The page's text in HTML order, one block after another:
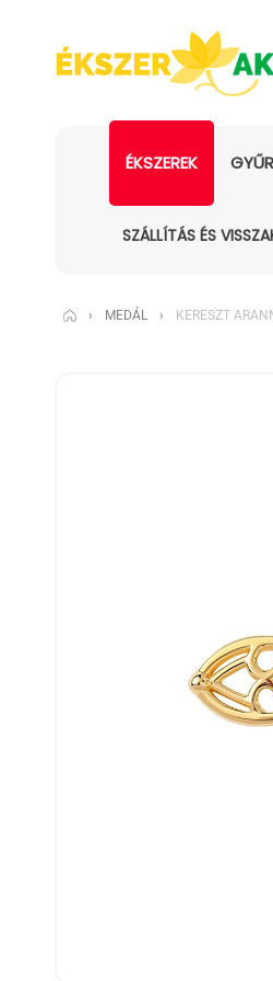
ÉKSZEREK
SZÁLLÍTÁS ÉS
› MEDÁL › KERESZT